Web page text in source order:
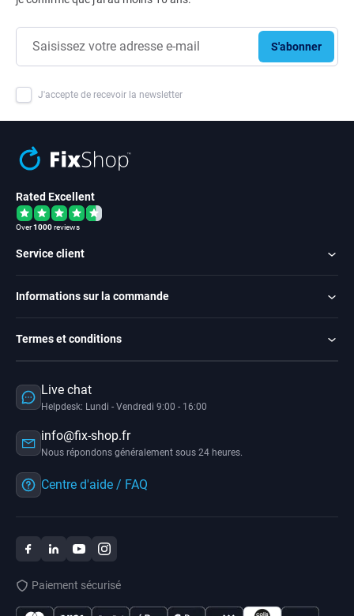
S'abonner
J'accepte de recevoir la newsletter
Rated Excellent
Over1000reviews
Service client
Informations sur la commande
Termes et conditions
Live chat
Helpdesk: Lundi - Vendredi 9:00 - 16:00
info@fix-shop.fr
Nous répondons généralement sous 24 heures.
Centre d'aide / FAQ
Paiement sécurisé